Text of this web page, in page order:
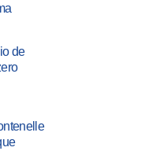
de